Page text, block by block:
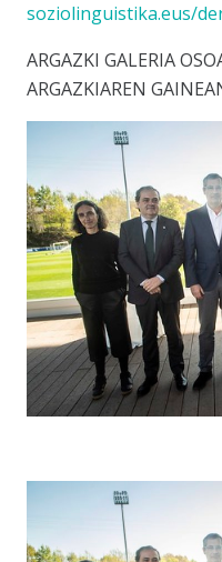
soziolinguistika.eus/
ARGAZKI GALERIA
ARGAZKIAREN